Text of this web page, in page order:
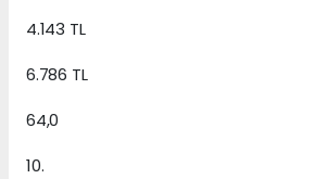
4.143 TL
6.786 TL
64,0
10.